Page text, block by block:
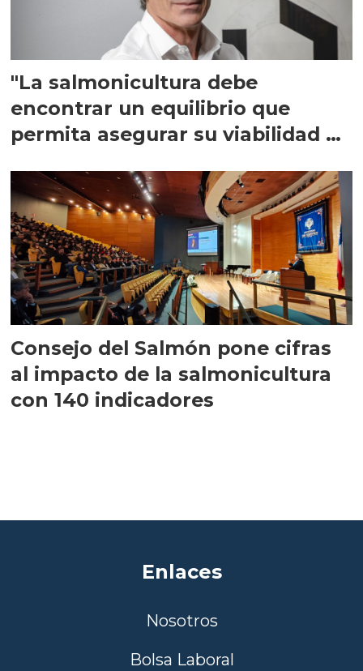
"La salmonicultura debe
encontrar un equilibrio que
permita asegurar su viabilidad de
Consejo del Salmón pone cifras
al impacto de la salmonicultura
con 140 indicadores
Enlaces
Nosotros
Bolsa Laboral